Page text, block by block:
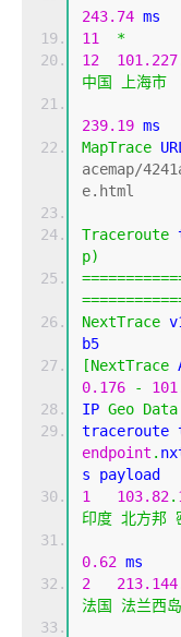
243.74 ms
11
*
12
101.227
中国
上海市
239.19 ms
MapTrace
acemap/
e.html
Traceroute
p)
NextTrace
b5
[NextTrace
0.176
-
IP Geo Data
traceroute
endpoint .
s payload
1
103.82.
印度 北方邦
0.62 ms
2
213.144
法国
法兰西